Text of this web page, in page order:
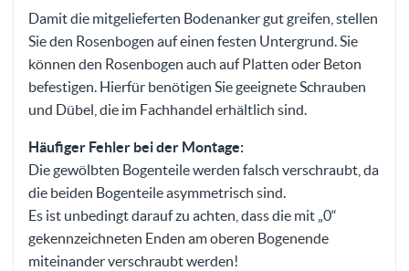
Damit die mitgelieferten Bodenanker gut greifen, stellen
Sie den Rosenbogen auf einen festen Untergrund. Sie
können den Rosenbogen auch auf Platten oder Beton
befestigen. Hierfür benötigen Sie geeignete Schrauben
und Dübel, die im Fachhandel erhältlich sind.
Häufiger Fehler bei der Montage:
Die gewölbten Bogenteile werden falsch verschraubt, da
die beiden Bogenteile asymmetrisch sind.
Es ist unbedingt darauf zu achten, dass die mit „0“
gekennzeichneten Enden am oberen Bogenende
miteinander verschraubt werden!